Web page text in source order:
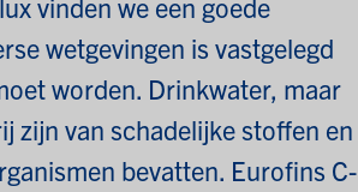
wetgevingen is vastgelegd
worden. Drinkwater, maar
zijn van schadelijke stoffen en
bevatten. Eurofins C-